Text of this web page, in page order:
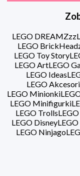
LEGO DREAMZzz
LEGO
LEGO Toy Story
LEGO ArtLEGO
LEGO Ideas
LEGO
LEGO Minionki
LEGO Minifigurki
LEGO Trolls
LEGO Disney
LEGO Ninjago